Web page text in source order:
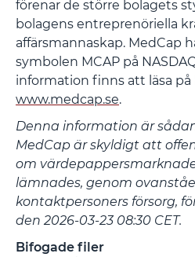
förenar de större bolagets
bolagens entreprenöriella
affärsmannaskap. MedCap
symbolen MCAP på
information finns att läsa på
www.medcap.se.
Denna information är
MedCap är skyldigt att
om
lämnades, genom
kontaktpersoners försorg,
den 2026-03-23 08:30 CET.
Bifogade filer